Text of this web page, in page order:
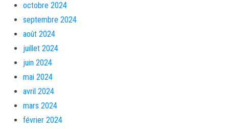
octobre 2024
septembre 2024
août 2024
juillet 2024
juin 2024
mai 2024
avril 2024
mars 2024
février 2024